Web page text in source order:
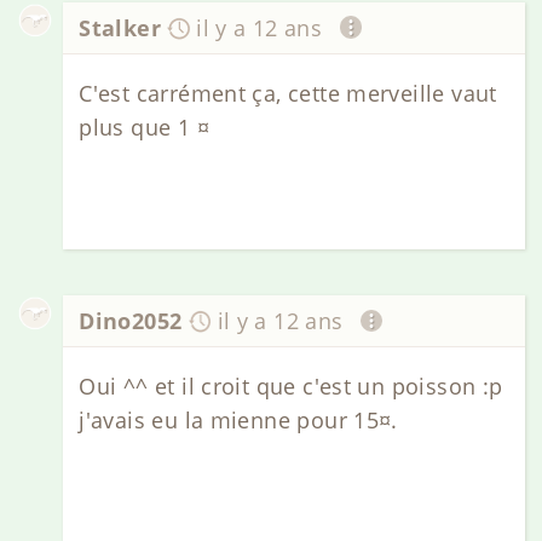
Stalker il y a 12 ans
C'est carrément ça, cette merveille vaut
plus que 1 ¤
Dino2052 il y a 12 ans
Oui ^^ et il croit que c'est un poisson :p
j'avais eu la mienne pour 15¤.